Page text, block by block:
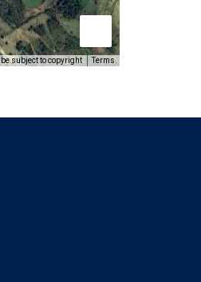
subject to copyright Terms